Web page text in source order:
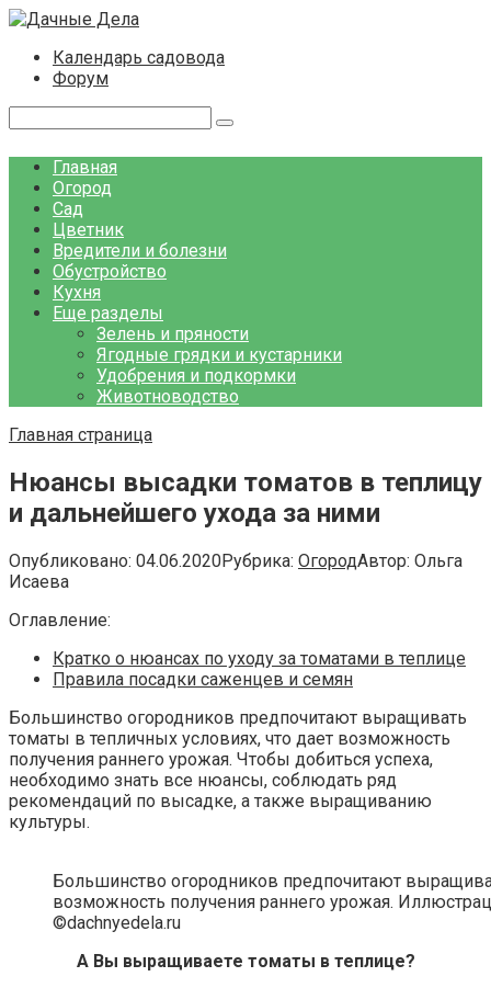
Перейти
контентуКалендарь садовода
Форум
Главная
Огород
Сад
Цветник
Вредители и болезни
Обустройство
Кухня
Еще разделы
Зелень и пряности
Ягодные грядки и кустарники
Удобрения и подкормки
Животноводство
Главная страница
Нюансы высадки томатов в теплицу
и дальнейшего ухода за ними
Опубликовано: 04.06.2020Рубрика: ОгородАвтор: Ольга
Исаева
Оглавление:
Кратко о нюансах по уходу за томатами в теплице
Правила посадки саженцев и семян
Большинство огородников предпочитают выращивать
томаты в тепличных условиях, что дает возможность
получения раннего урожая. Чтобы добиться успеха,
необходимо знать все нюансы, соблюдать ряд
рекомендаций по высадке, а также выращиванию
культуры.
Большинство огородников предпочитают
возможность получения раннего урожая.
©dachnyedela.ru
А Вы выращиваете томаты в теплице?